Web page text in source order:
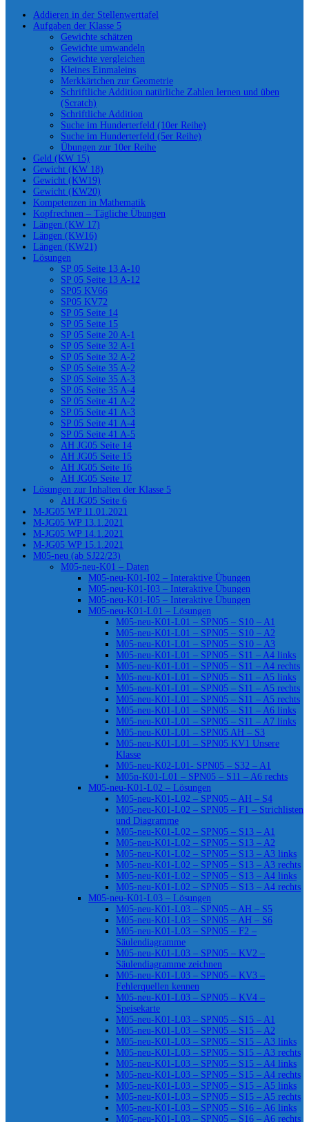
Addieren in der Stellenwerttafel
Aufgaben der Klasse 5
Gewichte schätzen
Gewichte umwandeln
Gewichte vergleichen
Kleines Einmaleins
Merkkärtchen zur Geometrie
Schriftliche Addition natürliche Zahlen lernen und üben
(Scratch)
Schriftliche Addition
Suche im Hunderterfeld (10er Reihe)
Suche im Hunderterfeld (5er Reihe)
Übungen zur 10er Reihe
Geld (KW 15)
Gewicht (KW 18)
Gewicht (KW19)
Gewicht (KW20)
Kompetenzen in Mathematik
Kopfrechnen – Tägliche Übungen
Längen (KW 17)
Längen (KW16)
Längen (KW21)
Lösungen
SP 05 Seite 13 A-10
SP 05 Seite 13 A-12
SP05 KV66
SP05 KV72
SP 05 Seite 14
SP 05 Seite 15
SP 05 Seite 20 A-1
SP 05 Seite 32 A-1
SP 05 Seite 32 A-2
SP 05 Seite 35 A-2
SP 05 Seite 35 A-3
SP 05 Seite 35 A-4
SP 05 Seite 41 A-2
SP 05 Seite 41 A-3
SP 05 Seite 41 A-4
SP 05 Seite 41 A-5
AH JG05 Seite 14
AH JG05 Seite 15
AH JG05 Seite 16
AH JG05 Seite 17
Lösungen zur Inhalten der Klasse 5
AH JG05 Seite 6
M-JG05 WP 11.01.2021
M-JG05 WP 13.1.2021
M-JG05 WP 14.1.2021
M-JG05 WP 15.1.2021
M05-neu (ab SJ22/23)
M05-neu-K01 – Daten
M05-neu-K01-I02 – Interaktive Übungen
M05-neu-K01-I03 – Interaktive Übungen
M05-neu-K01-I05 – Interaktive Übungen
M05-neu-K01-L01 – Lösungen
M05-neu-K01-L01 – SPN05 – S10 – A1
M05-neu-K01-L01 – SPN05 – S10 – A2
M05-neu-K01-L01 – SPN05 – S10 – A3
M05-neu-K01-L01 – SPN05 – S11 – A4 links
M05-neu-K01-L01 – SPN05 – S11 – A4 rechts
M05-neu-K01-L01 – SPN05 – S11 – A5 links
M05-neu-K01-L01 – SPN05 – S11 – A5 rechts
M05-neu-K01-L01 – SPN05 – S11 – A5 rechts
M05-neu-K01-L01 – SPN05 – S11 – A6 links
M05-neu-K01-L01 – SPN05 – S11 – A7 links
M05-neu-K01-L01 – SPN05 AH – S3
M05-neu-K01-L01 – SPN05 KV1 Unsere
Klasse
M05-neu-K02-L01- SPN05 – S32 – A1
M05n-K01-L01 – SPN05 – S11 – A6 rechts
M05-neu-K01-L02 – Lösungen
M05-neu-K01-L02 – SPN05 – AH – S4
M05-neu-K01-L02 – SPN05 – F1 – Strichlisten
und Diagramme
M05-neu-K01-L02 – SPN05 – S13 – A1
M05-neu-K01-L02 – SPN05 – S13 – A2
M05-neu-K01-L02 – SPN05 – S13 – A3 links
M05-neu-K01-L02 – SPN05 – S13 – A3 rechts
M05-neu-K01-L02 – SPN05 – S13 – A4 links
M05-neu-K01-L02 – SPN05 – S13 – A4 rechts
M05-neu-K01-L03 – Lösungen
M05-neu-K01-L03 – SPN05 – AH – S5
M05-neu-K01-L03 – SPN05 – AH – S6
M05-neu-K01-L03 – SPN05 – F2 –
Säulendiagramme
M05-neu-K01-L03 – SPN05 – KV2 –
Säulendiagramme zeichnen
M05-neu-K01-L03 – SPN05 – KV3 –
Fehlerquellen kennen
M05-neu-K01-L03 – SPN05 – KV4 –
Speisekarte
M05-neu-K01-L03 – SPN05 – S15 – A1
M05-neu-K01-L03 – SPN05 – S15 – A2
M05-neu-K01-L03 – SPN05 – S15 – A3 links
M05-neu-K01-L03 – SPN05 – S15 – A3 rechts
M05-neu-K01-L03 – SPN05 – S15 – A4 links
M05-neu-K01-L03 – SPN05 – S15 – A4 rechts
M05-neu-K01-L03 – SPN05 – S15 – A5 links
M05-neu-K01-L03 – SPN05 – S15 – A5 rechts
M05-neu-K01-L03 – SPN05 – S16 – A6 links
M05-neu-K01-L03 – SPN05 – S16 – A6 rechts